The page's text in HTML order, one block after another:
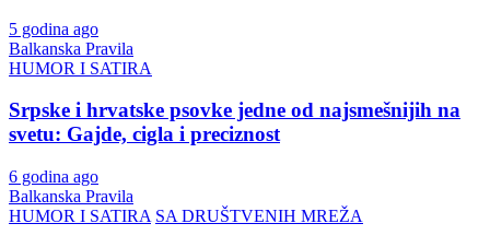
5 godina ago
Balkanska Pravila
HUMOR I SATIRA
Srpske i hrvatske psovke jedne od najsmešnijih na
svetu: Gajde, cigla i preciznost
6 godina ago
Balkanska Pravila
HUMOR I SATIRA SA DRUŠTVENIH MREŽA